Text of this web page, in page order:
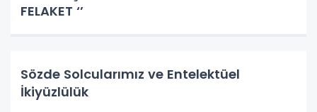
FELAKET ‘’
Sözde Solcularımız ve Entelektüel
İkiyüzlülük